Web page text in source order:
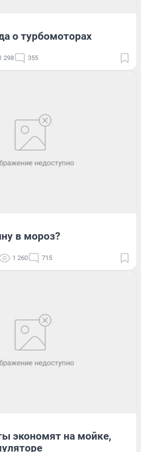
о турбомоторах
298 355
в мороз?
1 260 715
экономят на мойке,